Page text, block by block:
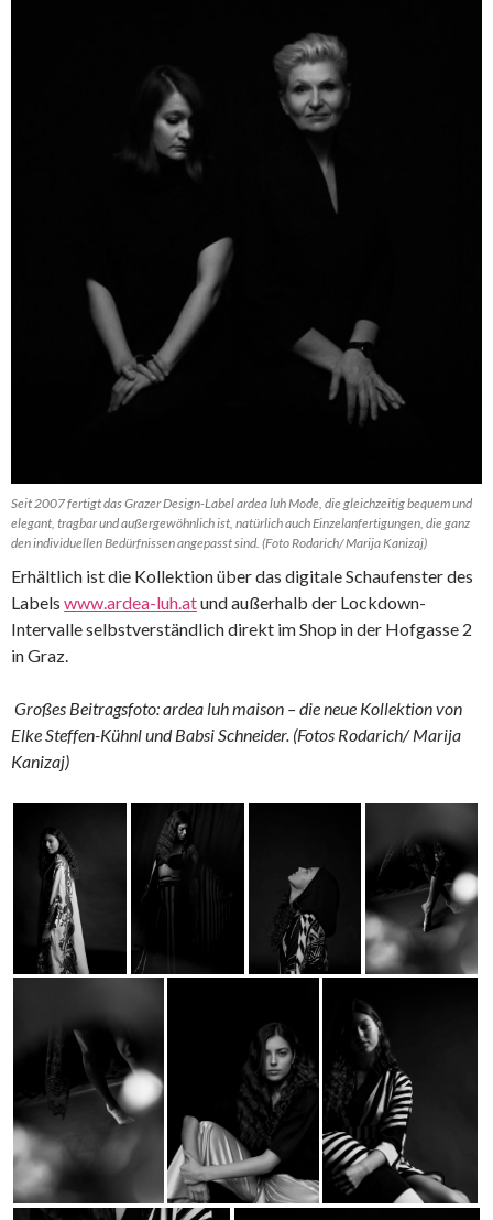
Seit 2007 fertigt das Grazer Design-Label ardea luh Mode, die gleichzeitig bequem und
elegant, tragbar und außergewöhnlich ist, natürlich auch Einzelanfertigungen, die ganz
den individuellen Bedürfnissen angepasst sind. (Foto Rodarich/ Marija Kanizaj)
Erhältlich ist die Kollektion über das digitale Schaufenster des
Labels www.ardea-luh.atund außerhalb der Lockdown-
Intervalle selbstverständlich direkt im Shop in der Hofgasse 2
in Graz.
Großes Beitragsfoto: ardea luh maison – die neue Kollektion von
Elke Steffen-Kühnl und Babsi Schneider. (Fotos Rodarich/ Marija
Kanizaj)